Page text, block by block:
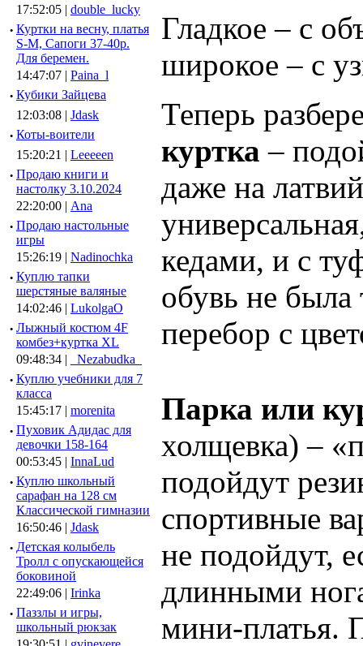
17:52:05 | double_lucky
· Куртки на весну, платья
S-M, Сапоги 37-40р.
Для беремен.
14:47:07 | Paina_l
· Кубики Зайцева
12:03:08 | Jdask
· Коты-воители
15:20:21 | Leeeeen
· Продаю книги и
настолку 3.10.2024
22:20:00 | Ana
· Продаю настольные
игры
15:26:19 | Nadinochka
· Куплю тапки
шерстяные валяные
14:02:46 | LukolgaO
· Лыжный костюм 4F
комбез+куртка XL
09:48:34 |
_Nezabudka_
· Куплю учебники для 7
класса
15:45:17 | morenita
· Пуховик Адидас для
девочки 158-164
00:53:45 | InnaLud
· Куплю школьный
сарафан на 128 см
Классической гимназии
16:50:46 | Jdask
· Детская колыбель
Тролл с опускающейся
боковиной
22:49:06 | Irinka
· Паззлы и игры,
школьный рюкзак
Гладкое – с
широкое – с
Теперь
куртка –
даже на
кедами, и с
обувь не была
перебор с
Парка или
холщевка) –
подойдут
спортивные
не подойдут,
длинными
мини-платья.